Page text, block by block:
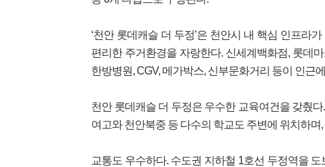
‘천안 롯데캐슬 더 두정’은 천안시 내 핵심 인프라
편리한 주거환경을 자랑한다. 신세계백화점, 롯데
한방병원, CGV, 메가박스, 신부문화거리 등이 인근
천안 롯데캐슬 더 두정은 우수한 교육여건을 갖췄
여고와 천안북중 등 다수의 학교도 주변에 위치하
교통도 우수하다. 수도권 지하철 1호선 두정역을